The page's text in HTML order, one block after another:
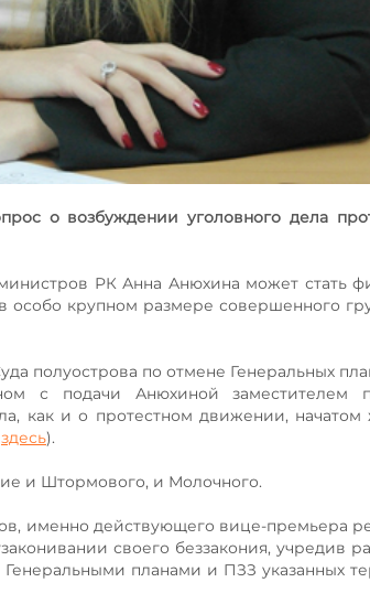
о возбуждении уголовного дела
РК Анна Анюхина может стать
особо крупном размере совершенного
полуострова по отмене Генеральных
с подачи Анюхиной заместителем
как и о протестном движении, начатом
здесь).
и Штормового, и Молочного.
именно действующего вице-премьера
своего беззакония, учредив
планами и ПЗЗ указанных